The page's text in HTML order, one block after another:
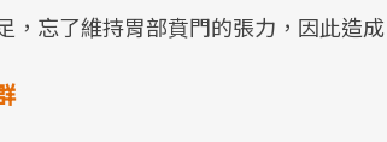
忘了維持胃部賁門的張力，因此造成